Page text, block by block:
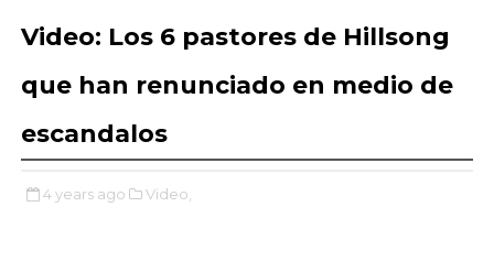
Video: Los 6 pastores de Hillsong
que han renunciado en medio de
escandalos
4 years ago Video,